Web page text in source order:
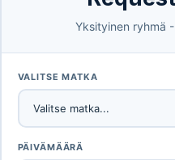
Yksityinen ryhmä
VALITSE MATKA
PÄIVÄMÄÄRÄ